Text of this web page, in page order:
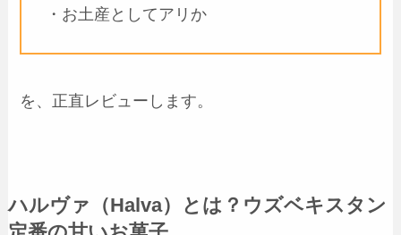
・お土産としてアリか
を、正直レビューします。
ハルヴァ（Halva）とは？ウズベキスタン